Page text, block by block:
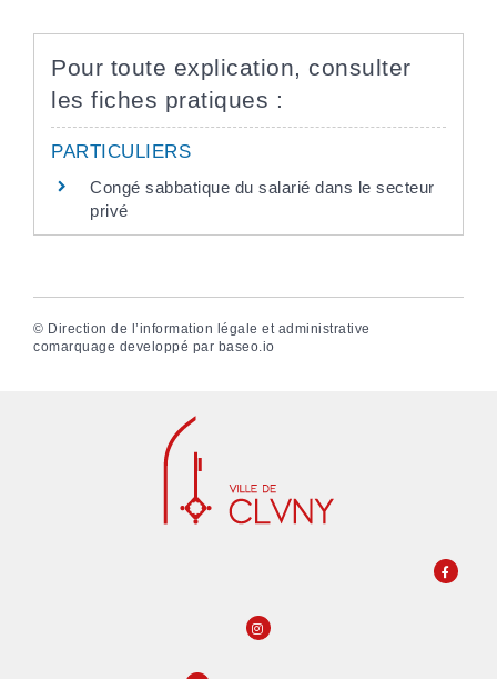
Pour toute explication, consulter
les fiches pratiques :
PARTICULIERS
Congé sabbatique du salarié dans le secteur
privé
© Direction de l’information légale et administrative
comarquage developpé par baseo.io